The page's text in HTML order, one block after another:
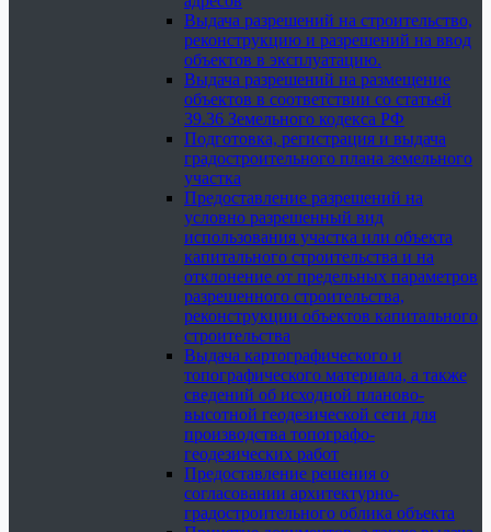
Выдача разрешений на строительство,
реконструкцию и разрешений на ввод
объектов в эксплуатацию.
Выдача разрешений на размещение
объектов в соответствии со статьей
39.36 Земельного кодекса РФ
Подготовка, регистрация и выдача
градостроительного плана земельного
участка
Предоставление разрешений на
условно разрешенный вид
использования участка или объекта
капитального строительства и на
отклонение от предельных параметров
разрешенного строительства,
реконструкции объектов капитального
строительства
Выдача картографического и
топографического материала, а также
сведений об исходной планово-
высотной геодезической сети для
производства топографо-
геодезических работ
Предоставление решения о
согласовании архитектурно-
градостроительного облика объекта